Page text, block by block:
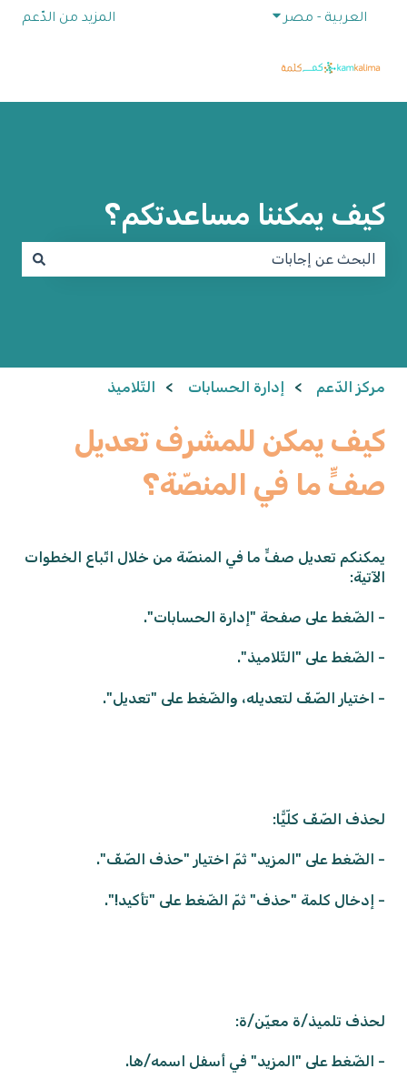
العربية - مصر إظهار القائمة الفرعية للترجماتالمزيد من الدّعم
كيف يمكننا مساعدتكم؟
مركز الدّعم إدارة الحسابات التّلاميذ
كيف يمكن للمشرف تعديل
صفٍّ ما في المنصّة؟
يمكنكم تعديل صفٍّ ما في المنصّة من خلال اتّباع الخطوات
الآتية:
- الضّغط على صفحة "إدارة الحسابات".
- الضّغط على "التّلاميذ".
- اختيار الصّفّ لتعديله، والضّغط على "تعديل".
لحذف الصّفّ كلّيًّا:
- الضّغط على "المزيد" ثمّ اختيار "حذف الصّفّ".
- إدخال كلمة "حذف" ثمّ الضّغط على "تأكيد!".
لحذف تلميذ/ة معيّن/ة:
- الضّغط على "المزيد" في أسفل اسمه/ها.